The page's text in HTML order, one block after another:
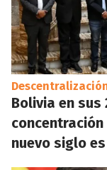
Bolivia en
nuevo siglo